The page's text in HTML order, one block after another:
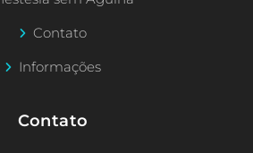
Contato
Informações
Contato